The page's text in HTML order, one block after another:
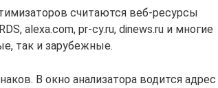
считаются веб-ресурсы
alexa.com, pr-cy.ru, dinews.ru и многие
так и зарубежные.
В окно анализатора водится адрес